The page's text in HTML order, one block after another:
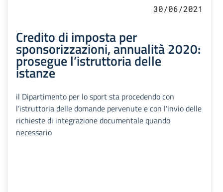
30/06/2021
Credito di imposta per
sponsorizzazioni, annualità 2020:
prosegue l’istruttoria delle
istanze
il Dipartimento per lo sport sta procedendo con
l’istruttoria delle domande pervenute e con l’invio delle
richieste di integrazione documentale quando
necessario